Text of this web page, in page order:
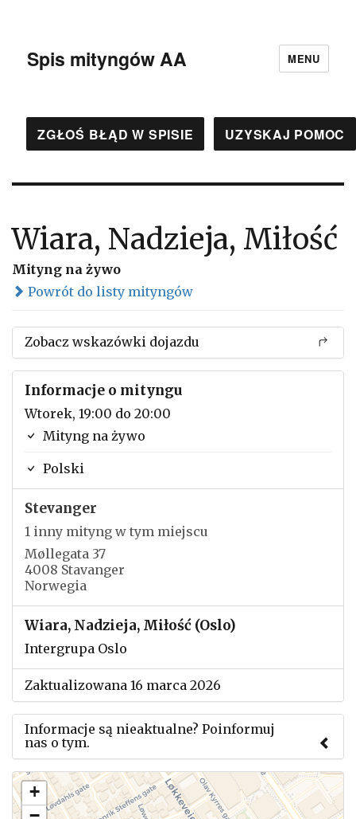
Spis mityngów AA MENU
ZGŁOŚ BŁĄD W SPISIE UZYSKAJ POMOC
Wiara, Nadzieja, Miłość
Mityng na żywo
Powrót do listy mityngów
Zobacz wskazówki dojazdu
Informacje o mityngu
Wtorek, 19:00 do 20:00
Mityng na żywo
Polski
Stevanger
1 inny mityng w tym miejscu
Møllegata 37
4008 Stavanger
Norwegia
Wiara, Nadzieja, Miłość (Oslo)
Intergrupa Oslo
Zaktualizowana 16 marca 2026
Informacje są nieaktualne? Poinformuj
nas o tym.
Użyj tego formularza aby przesłać informację o
zmianach w powyższym mityngu.
+